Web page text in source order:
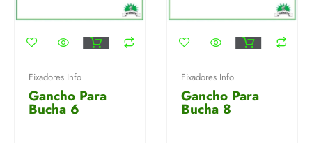
Fixadores Info
Gancho Para
Bucha 6
Fixadores Info
Gancho Para
Bucha 8